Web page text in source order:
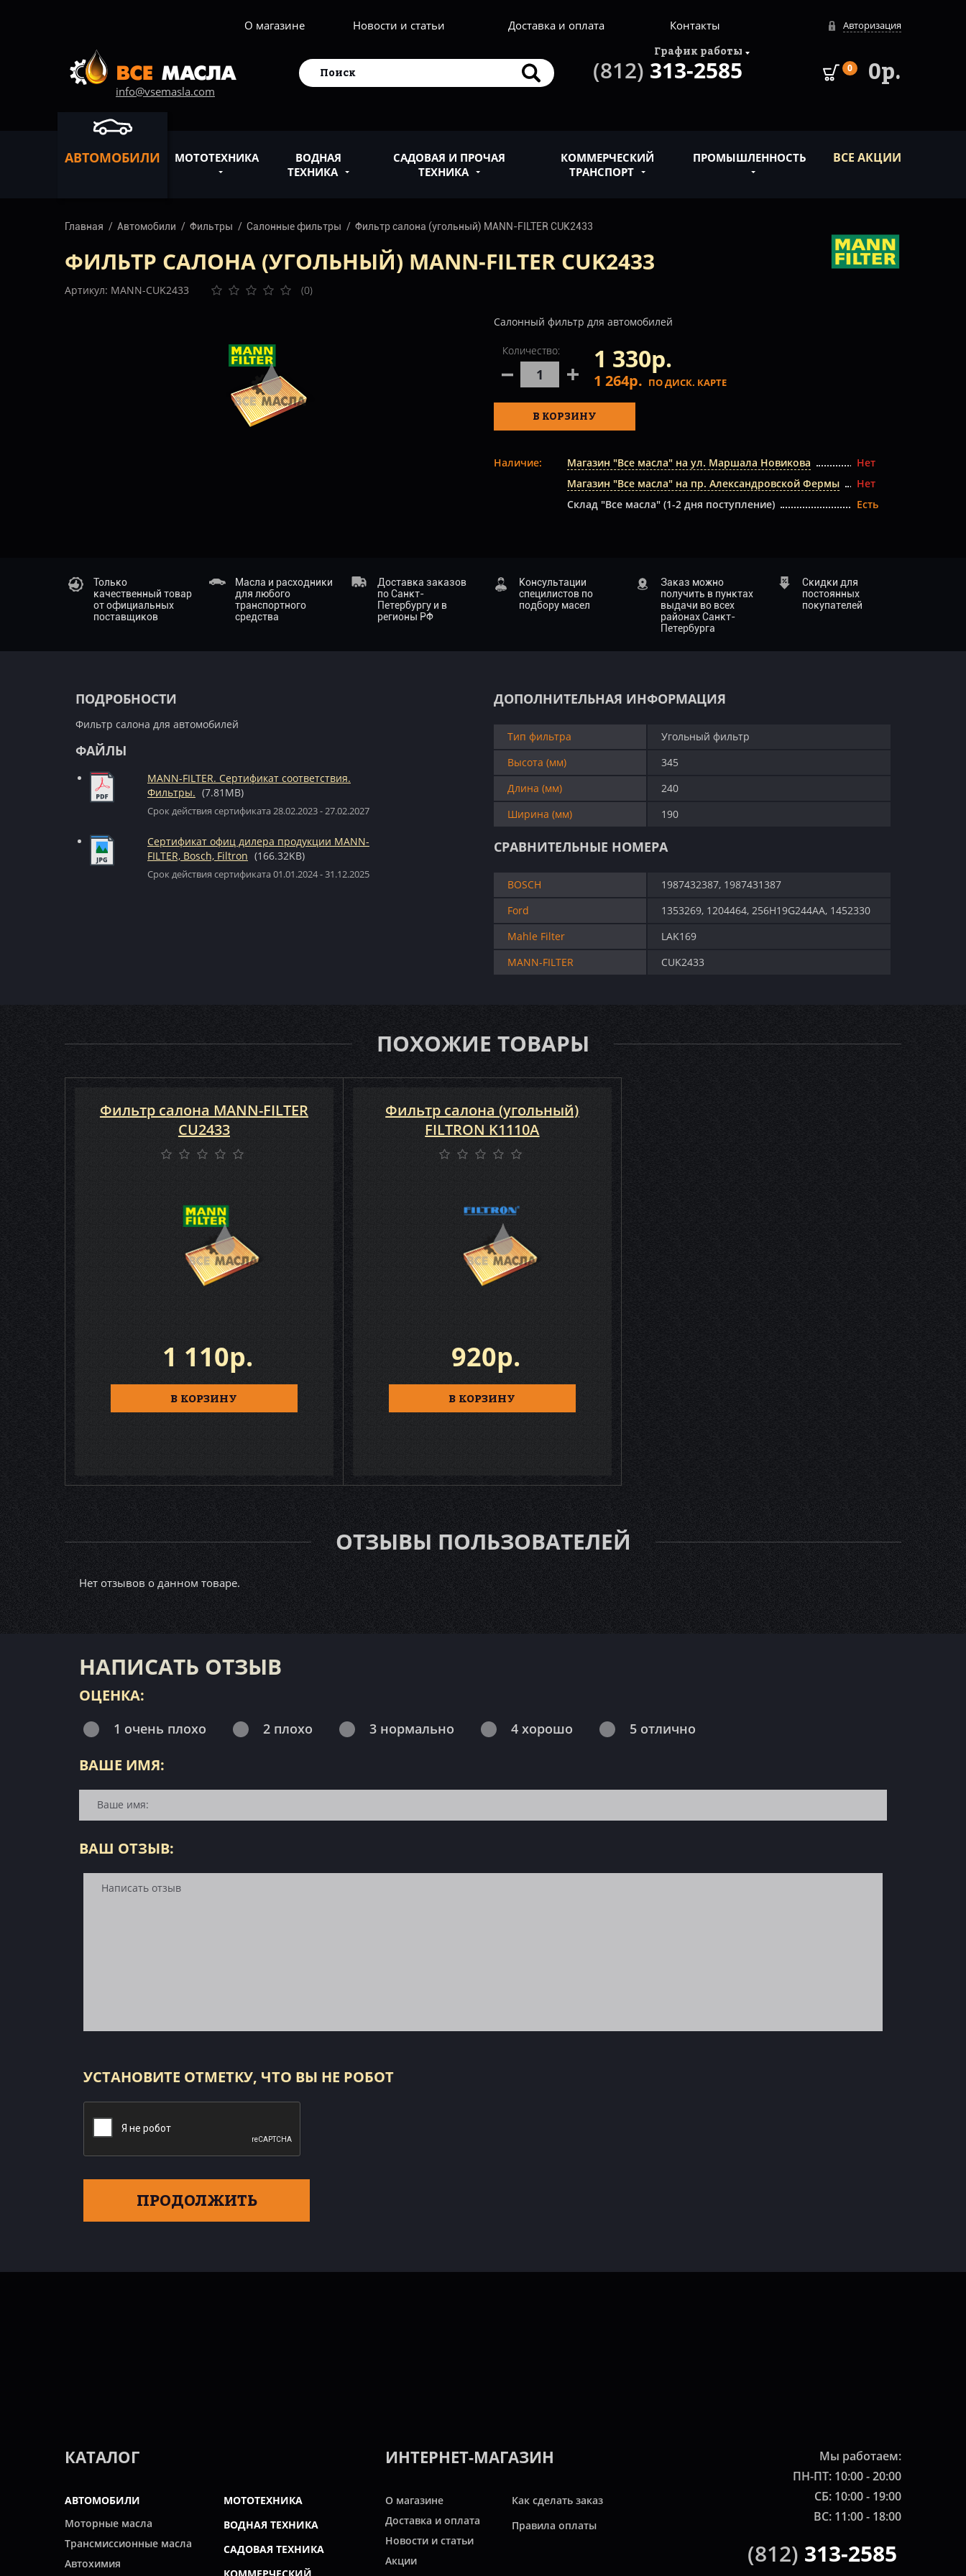
Авторизация
О магазине Новости и статьи Доставка и оплата Контакты
info@vsemasla.com
0 0р.
График работы
(812) 313-2585
АВТОМОБИЛИ МОТОТЕХНИКА
ВОДНАЯ
ТЕХНИКА
САДОВАЯ И ПРОЧАЯ
ТЕХНИКА
КОММЕРЧЕСКИЙ
ТРАНСПОРТ
ПРОМЫШЛЕННОСТЬ ВСЕ АКЦИИ
Главная Автомобили Фильтры Салонные фильтры Фильтр салона (угольный) MANN-FILTER CUK2433
ФИЛЬТР САЛОНА (УГОЛЬНЫЙ) MANN-FILTER CUK2433
Артикул: MANN-CUK2433 (0)
Салонный фильтр для автомобилей
Количество: 1 330р.
1 264р. ПО ДИСК. КАРТЕ
В КОРЗИНУ
Наличие: Магазин "Все масла" на ул. Маршала Новикова
Нет
Магазин "Все масла" на пр. Александровской Фермы
Нет
Склад "Все масла" (1-2 дня поступление)
Есть
Только
качественный товар
от официальных
поставщиков
Масла и расходники
для любого
транспортного
средства
Доставка заказов
по Санкт-
Петербургу и в
регионы РФ
Консультации
специлистов по
подбору масел
Заказ можно
получить в пунктах
выдачи во всех
районах Санкт-
Петербурга
Скидки для
постоянных
покупателей
ПОДРОБНОСТИ
Фильтр салона для автомобилей
ФАЙЛЫ
MANN-FILTER. Сертификат соответствия.
Фильтры. (7.81MB)
Срок действия сертификата 28.02.2023 - 27.02.2027
Сертификат офиц дилера продукции MANN-
FILTER, Bosch, Filtron (166.32KB)
Срок действия сертификата 01.01.2024 - 31.12.2025
ДОПОЛНИТЕЛЬНАЯ ИНФОРМАЦИЯ
Тип фильтра
Угольный фильтр
Высота (мм)
345
Длина (мм)
240
Ширина (мм)
190
СРАВНИТЕЛЬНЫЕ НОМЕРА
BOSCH
1987432387, 1987431387
Ford
1353269, 1204464, 256H19G244AA, 1452330
Mahle Filter
LAK169
MANN-FILTER
CUK2433
ПОХОЖИЕ ТОВАРЫ
Фильтр салона MANN-FILTER
CU2433
1 110р.
В КОРЗИНУ
Фильтр салона (угольный)
FILTRON K1110A
920р.
В КОРЗИНУ
ОТЗЫВЫ ПОЛЬЗОВАТЕЛЕЙ
Нет отзывов о данном товаре.
НАПИСАТЬ ОТЗЫВ
ОЦЕНКА:
1 очень плохо 2 плохо 3 нормально 4 хорошо 5 отлично
ВАШЕ ИМЯ:
ВАШ ОТЗЫВ:
УСТАНОВИТЕ ОТМЕТКУ, ЧТО ВЫ НЕ РОБОТ
ПРОДОЛЖИТЬ
КАТАЛОГ
АВТОМОБИЛИ
Моторные масла
Трансмиссионные масла
Автохимия
МОТОТЕХНИКА
ВОДНАЯ ТЕХНИКА
САДОВАЯ ТЕХНИКА
ИНТЕРНЕТ-МАГАЗИН
О магазине
Доставка и оплата
Новости и статьи
Акции
Как сделать заказ
Правила оплаты
Мы работаем:
ПН-ПТ: 10:00 - 20:00
СБ: 10:00 - 19:00
ВС: 11:00 - 18:00
(812) 313-2585